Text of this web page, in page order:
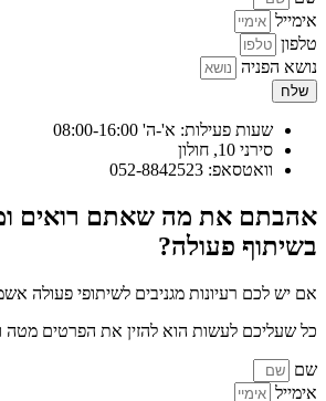
אימייל
טלפון
נושא הפניה
שלח
שעות פעילות: א'-ה' 08:00-16:00
סירני 10, חולון
וואטסאפ: 052-8842523
אהבתם את מה שאתם רואים
בשיתוף פעולה?
אם יש לכם רעיונות מגניבים לשיתופי פעולה
כל שעליכם לעשות הוא להזין את הפרטים מטה
שם
אימייל